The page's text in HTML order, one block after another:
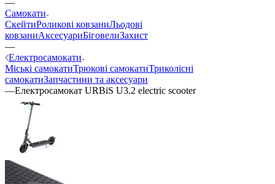
Самокати
СкейтиРоликові ковзаниЛьодові
ковзаниАксесуариБіговелиЗахист
—
Електросамокати
Міські самокатиТрюкові самокатиТриколісні
самокатиЗапчастини та аксесуари
—Електросамокат URBiS U3.2 electric scooter